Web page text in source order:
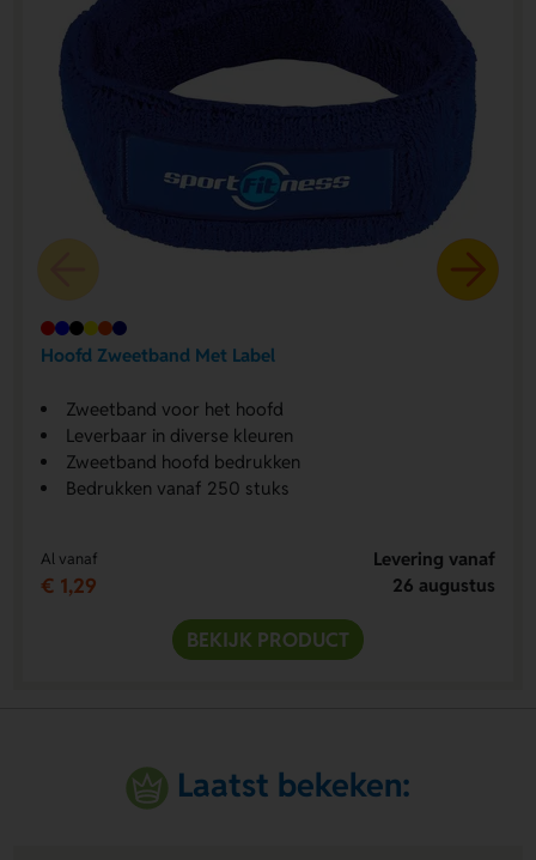
Hoofd Zweetband Met Label
Zweetband voor het hoofd
Leverbaar in diverse kleuren
Zweetband hoofd bedrukken
Bedrukken vanaf 250 stuks
Al vanaf
€ 1,29
Levering vanaf
26 augustus
BEKIJK PRODUCT
Laatst bekeken: